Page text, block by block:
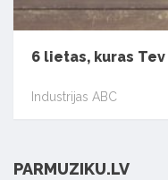
6 lietas, kuras
Industrijas ABC
PARMUZIKU.LV